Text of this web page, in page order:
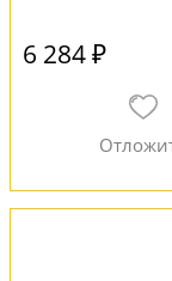
6 284 ₽